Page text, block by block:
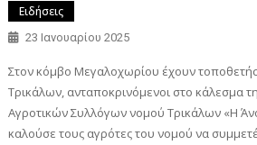
Ειδήσεις
23 Ιανουαρίου 2025
Στον κόμβο Μεγαλοχωρίου έχουν
Τρικάλων, ανταποκρινόμενοι στο κάλεσμα
Αγροτικών Συλλόγων νομού Τρικάλων «Η
καλούσε τους αγρότες του νομού να